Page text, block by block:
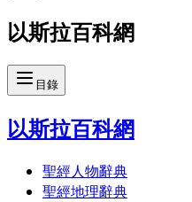
以斯拉百科網
目錄
以斯拉百科網
聖經人物辭典
聖經地理辭典